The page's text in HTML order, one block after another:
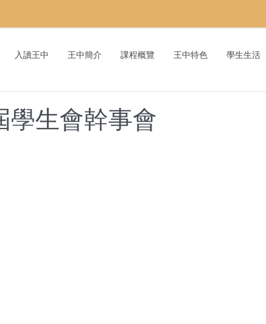
入讀王中 王中簡介 課程概覽 王中特色 學生生活
學生會幹事會